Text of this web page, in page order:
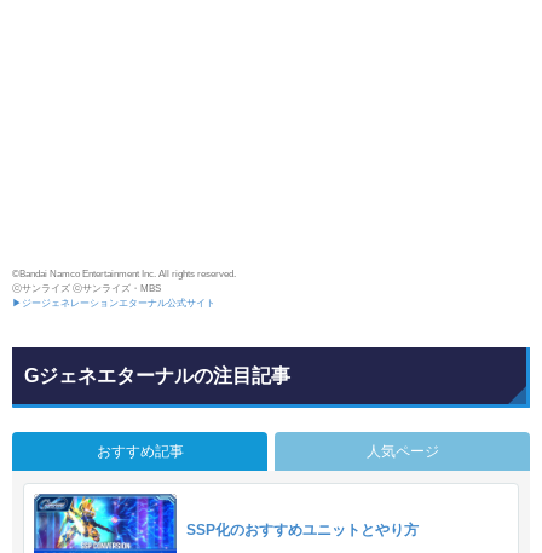
©Bandai Namco Entertainment Inc. All rights reserved.
ⓒサンライズ ⓒサンライズ・MBS
▶ジージェネレーションエターナル公式サイト
Gジェネエターナルの注目記事
おすすめ記事 人気ページ
SSP化のおすすめユニットとやり方